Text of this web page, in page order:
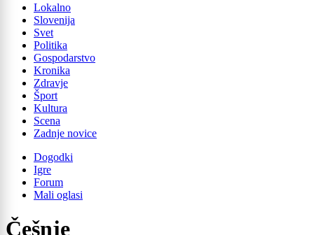
Lokalno
Slovenija
Svet
Politika
Gospodarstvo
Kronika
Zdravje
Šport
Kultura
Scena
Zadnje novice
Dogodki
Igre
Forum
Mali oglasi
Češnje